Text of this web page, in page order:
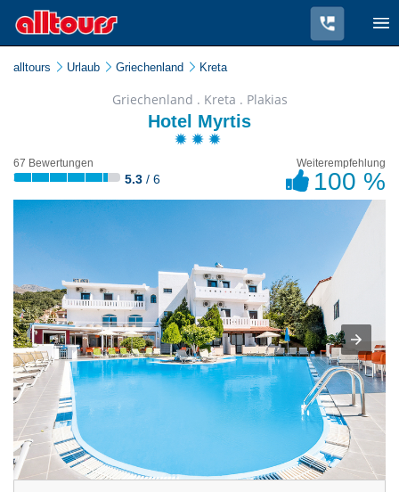
alltours Urlaub Griechenland Kreta
Griechenland . Kreta . Plakias
Hotel Myrtis
67 Bewertungen
5.3 / 6
Weiterempfehlung
100 %